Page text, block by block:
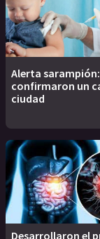
Alerta sarampión:
confirmaron un
ciudad
Desarrollaron el